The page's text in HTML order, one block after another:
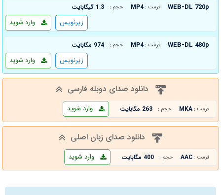
WEB-DL 720p فرمت : MP4 حجم : 1.3 گیگابایت
وارد شوید زیرنویس
WEB-DL 480p فرمت : MP4 حجم : 974 مگابایت
وارد شوید زیرنویس
دانلود صدای دوبله فارسی
فرمت : MKA حجم : 263 مگابایت وارد شوید
دانلود صدای زبان اصلی
فرمت : AAC حجم : 400 مگابایت وارد شوید